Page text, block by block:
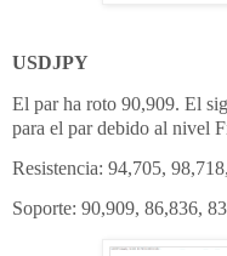
USDJPY
El par ha roto 90,909. El
para el par debido al nivel
Resistencia: 94,705,
Soporte: 90,909, 86,836,